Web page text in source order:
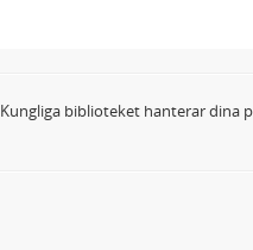
Kungliga biblioteket hanterar dina